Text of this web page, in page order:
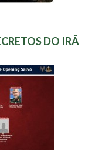
DO IRÃ